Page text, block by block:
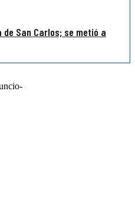
San Carlos; se metió a